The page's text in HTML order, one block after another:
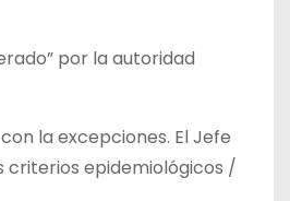
por la autoridad
la excepciones. El Jefe
criterios epidemiológicos /